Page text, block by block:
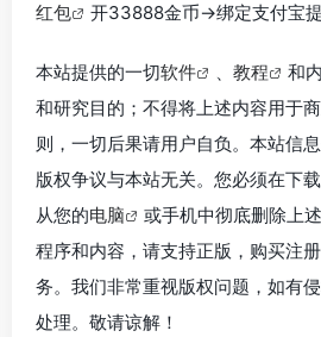
红包
开33888金币->绑定支付宝
本站提供的一切软件 教程
和
和研究目的；不得将上述内容用于
则，一切后果请用户自负。本站信
版权争议与本站无关。您必须在下
从您的电脑
或手机中彻底删除上
程序和内容，请支持正版，购买注
务。我们非常重视版权问题，如有
处理。敬请谅解！